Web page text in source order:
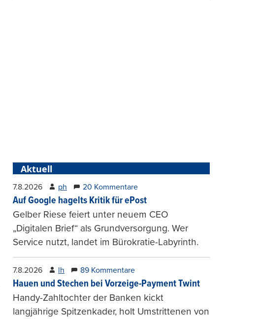
Aktuell
7.8.2026 ph 20 Kommentare
Auf Google hagelts Kritik für ePost
Gelber Riese feiert unter neuem CEO
„Digitalen Brief“ als Grundversorgung. Wer
Service nutzt, landet im Bürokratie-Labyrinth.
7.8.2026 lh 89 Kommentare
Hauen und Stechen bei Vorzeige-Payment Twint
Handy-Zahltochter der Banken kickt
langjährige Spitzenkader, holt Umstrittenen von